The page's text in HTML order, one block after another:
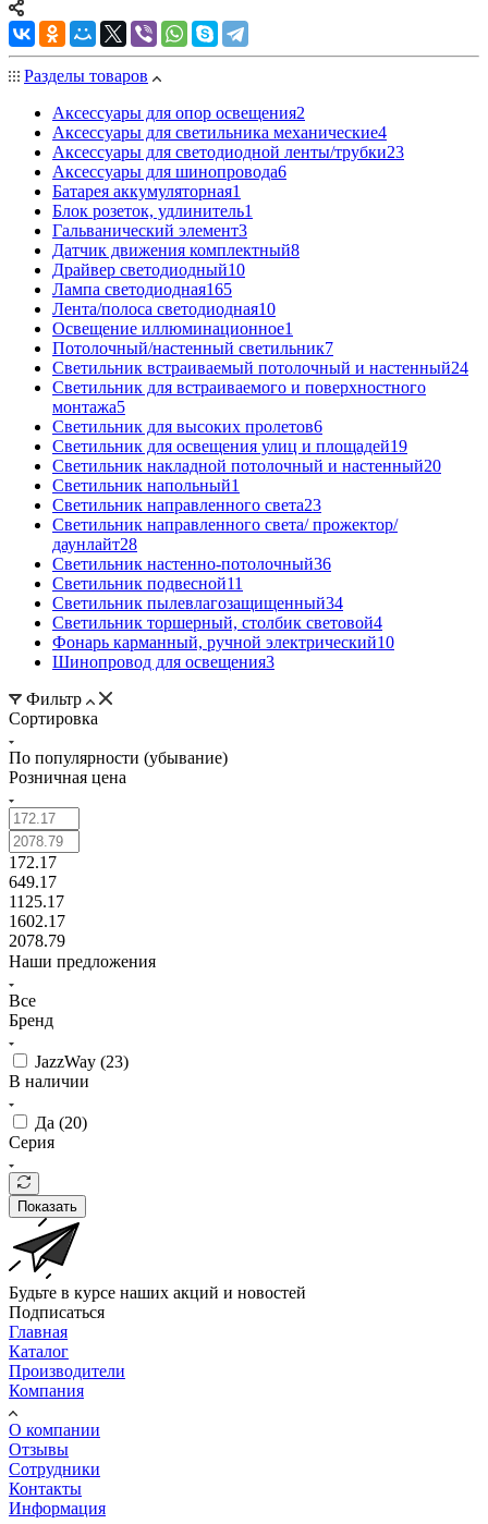
Разделы товаров
Аксессуары для опор освещения2
Аксессуары для светильника механические4
Аксессуары для светодиодной ленты/трубки23
Аксессуары для шинопровода6
Батарея аккумуляторная1
Блок розеток, удлинитель1
Гальванический элемент3
Датчик движения комплектный8
Драйвер светодиодный10
Лампа светодиодная165
Лента/полоса светодиодная10
Освещение иллюминационное1
Потолочный/настенный светильник7
Светильник встраиваемый потолочный и настенный24
Светильник для встраиваемого и поверхностного
монтажа5
Светильник для высоких пролетов6
Светильник для освещения улиц и площадей19
Светильник накладной потолочный и настенный20
Светильник напольный1
Светильник направленного света23
Светильник направленного света/ прожектор/
даунлайт28
Светильник настенно-потолочный36
Светильник подвесной11
Светильник пылевлагозащищенный34
Светильник торшерный, столбик световой4
Фонарь карманный, ручной электрический10
Шинопровод для освещения3
Фильтр
Сортировка
По популярности (убывание)
Розничная цена
172.17
649.17
1125.17
1602.17
2078.79
Наши предложения
Все
Бренд
JazzWay (23)
В наличии
Да (20)
Серия
Показать
Будьте в курсе наших акций и новостей
Подписаться
Главная
Каталог
Производители
Компания
О компании
Отзывы
Сотрудники
Контакты
Информация